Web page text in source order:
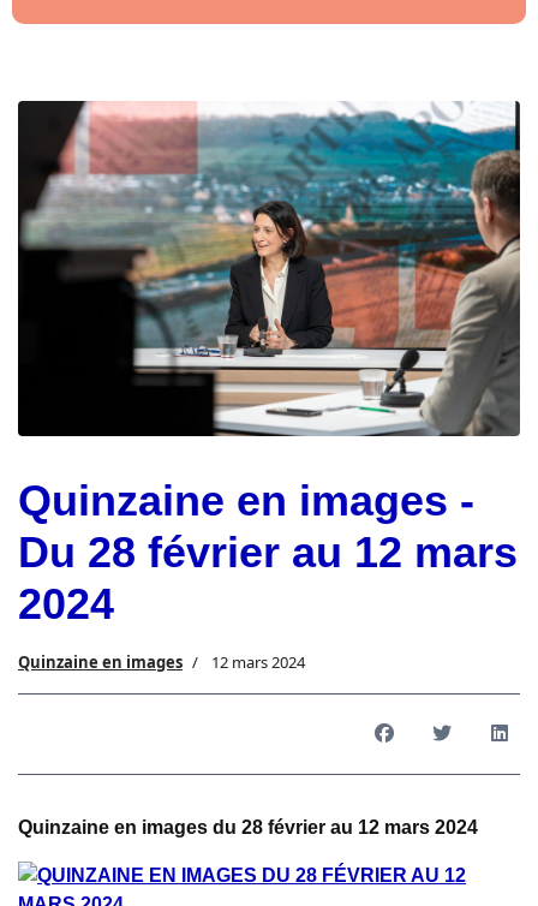
Quinzaine en images -
Du 28 février au 12 mars
2024
Quinzaine en images 12 mars 2024
Quinzaine en images du 28 février au 12 mars 2024